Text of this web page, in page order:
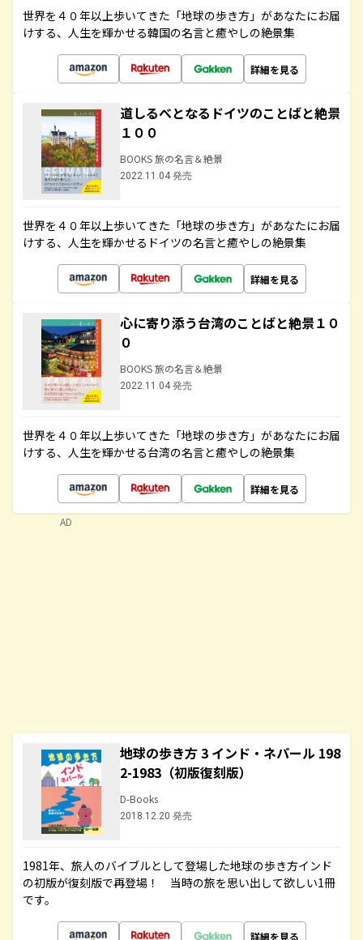
世界を４０年以上歩いてきた「地球の歩き方」があなたにお届
けする、人生を輝かせる韓国の名言と癒やしの絶景集
詳細を見る
道しるべとなるドイツのことばと絶景
１００
BOOKS 旅の名言＆絶景
2022.11.04 発売
世界を４０年以上歩いてきた「地球の歩き方」があなたにお届
けする、人生を輝かせるドイツの名言と癒やしの絶景集
詳細を見る
心に寄り添う台湾のことばと絶景１０
０
BOOKS 旅の名言＆絶景
2022.11.04 発売
世界を４０年以上歩いてきた「地球の歩き方」があなたにお届
けする、人生を輝かせる台湾の名言と癒やしの絶景集
詳細を見る
地球の歩き方 3 インド・ネパール 198
2-1983（初版復刻版）
D-Books
2018.12.20 発売
1981年、旅人のバイブルとして登場した地球の歩き方インド
の初版が復刻版で再登場！ 当時の旅を思い出して欲しい1冊
です。
詳細を見る
AD